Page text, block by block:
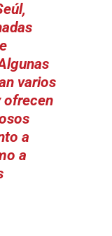
varios
ofrecen
a
a